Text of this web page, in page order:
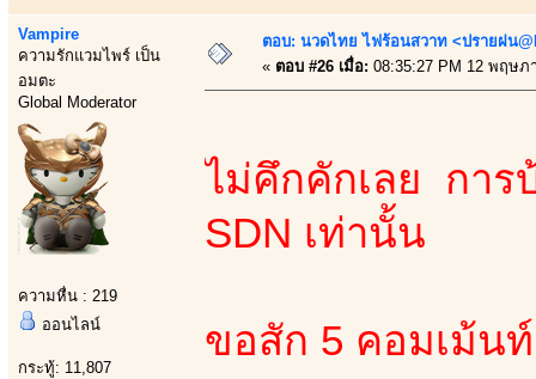
Vampire
ความรักแวมไพร์ เป็น
อมตะ
Global Moderator
ความหื่น : 219
ออนไลน์
กระทู้: 11,807
ตอบ: นวดไทย ไฟร้อนสวาท <ปรายฝน
« ตอบ #26 เมื่อ: 08:35:27 PM 12 พฤษภ
ไม่คึกคักเลย กา
SDN เท่านั้น
ขอสัก 5 คอมเม้